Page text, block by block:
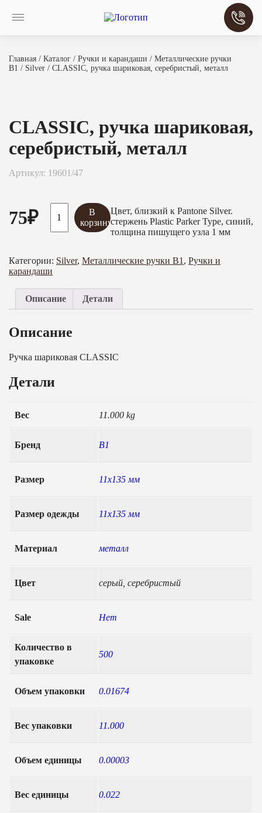
Главная / Каталог / Ручки и карандаши / Металлические ручки
B1 / Silver / CLASSIC, ручка шариковая, серебристый, металл
CLASSIC, ручка шариковая,
серебристый, металл
Артикул: 19601/47
75₽
Цвет, близкий к Pantone Silver.
стержень Plastic Parker Type, синий,
толщина пишущего узла 1 мм
В
корзину
Категории: Silver, Металлические ручки B1, Ручки и
карандаши
Описание Детали
Описание
Ручка шариковая CLASSIC
Детали
Вес 11.000 kg
Бренд B1
Размер 11х135 мм
Размер одежды 11х135 мм
Материал металл
Цвет серый, серебристый
Sale Нет
Количество в
упаковке
500
Объем упаковки 0.01674
Вес упаковки 11.000
Объем единицы 0.00003
Вес единицы 0.022